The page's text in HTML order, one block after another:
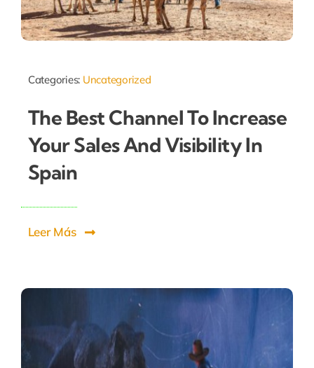
Categories: Uncategorized
The Best Channel To Increase
Your Sales And Visibility In
Spain
Leer Más